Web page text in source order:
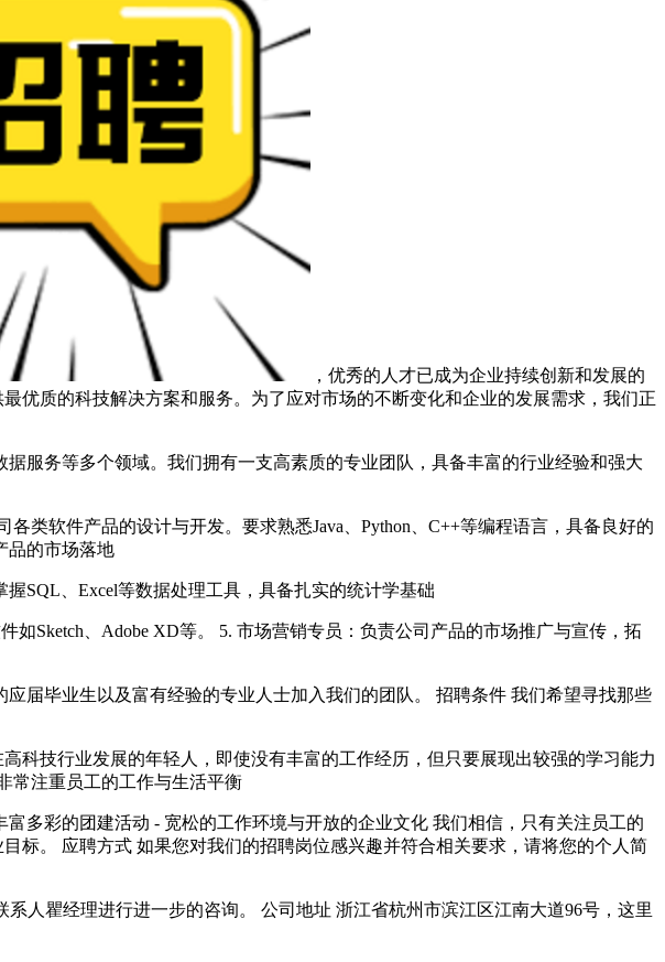
，优秀的人才已成为企业持续创新和发展的
优质的科技解决方案和服务。为了应对市场的不断变化和企业的发展需求，我们正
服务等多个领域。我们拥有一支高素质的专业团队，具备丰富的行业经验和强大
类软件产品的设计与开发。要求熟悉Java、Python、C++等编程语言，具备良好的
品的市场落地
SQL、Excel等数据处理工具，具备扎实的统计学基础
Sketch、Adobe XD等。 5. 市场营销专员：负责公司产品的市场推广与宣传，拓
届毕业生以及富有经验的专业人士加入我们的团队。 招聘条件 我们希望寻找那些
科技行业发展的年轻人，即使没有丰富的工作经历，但只要展现出较强的学习能力
常注重员工的工作与生活平衡
多彩的团建活动 - 宽松的工作环境与开放的企业文化 我们相信，只有关注员工的
标。 应聘方式 如果您对我们的招聘岗位感兴趣并符合相关要求，请将您的个人简
人瞿经理进行进一步的咨询。 公司地址 浙江省杭州市滨江区江南大道96号，这里